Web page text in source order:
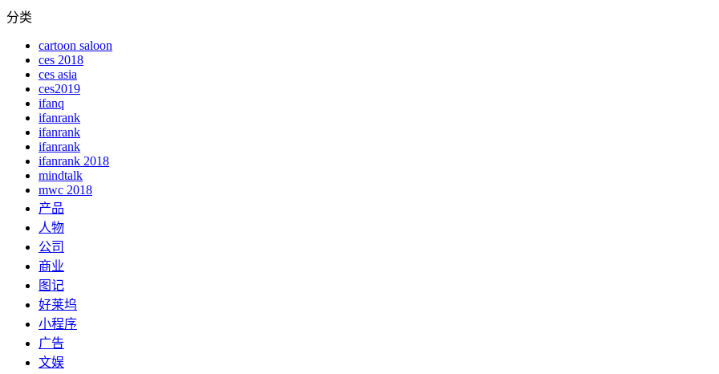
分类
cartoon saloon
ces 2018
ces asia
ces2019
ifanq
ifanrank
ifanrank
ifanrank
ifanrank 2018
mindtalk
mwc 2018
产品
人物
公司
商业
图记
好莱坞
小程序
广告
文娱